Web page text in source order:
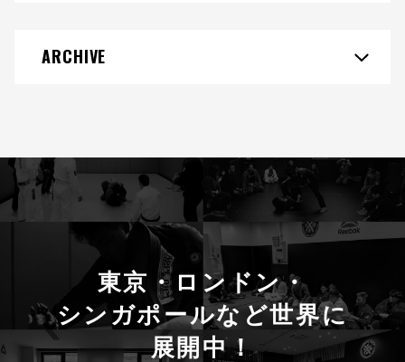
ARCHIVE
東京・ロンドン・
シンガポールなど世界に
展開中！